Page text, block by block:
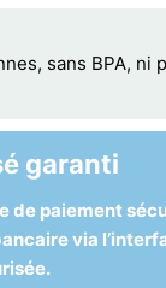
sans BPA, ni
garanti
de paiement
via